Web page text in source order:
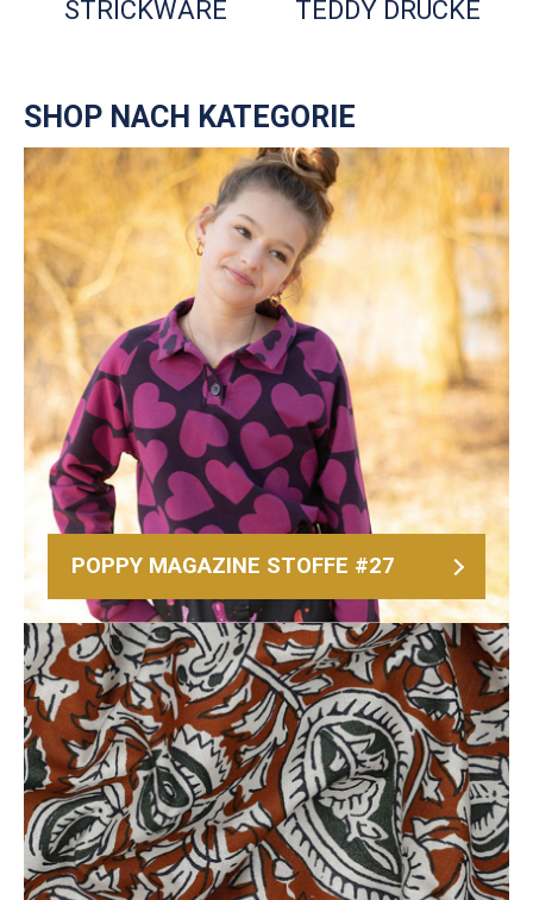
STRICKWARE TEDDY DRUCKE
SHOP NACH KATEGORIE
POPPY MAGAZINE STOFFE #27